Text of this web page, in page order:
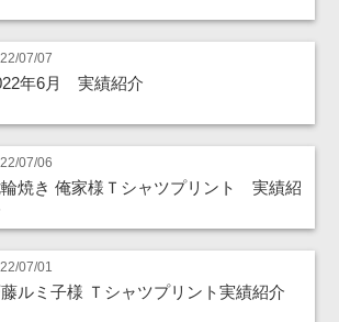
07/07
年6月 実績紹介
07/06
焼き 俺家様Ｔシャツプリント 実績紹
07/01
ルミ子様 Ｔシャツプリント実績紹介